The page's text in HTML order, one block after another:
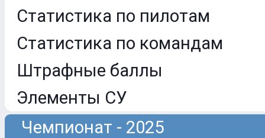
Статистика по пилотам
Статистика по командам
Штрафные баллы
Элементы СУ
Чемпионат - 2025